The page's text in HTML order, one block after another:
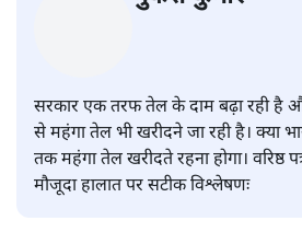
महंगा तेल क्यों ख़रीद
विश्लेषण| मुकेश कुमार| 25 MAY, 2026